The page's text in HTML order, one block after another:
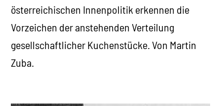
österreichischen Innenpolitik erkennen die
Vorzeichen der anstehenden Verteilung
gesellschaftlicher Kuchenstücke. Von Martin
Zuba.